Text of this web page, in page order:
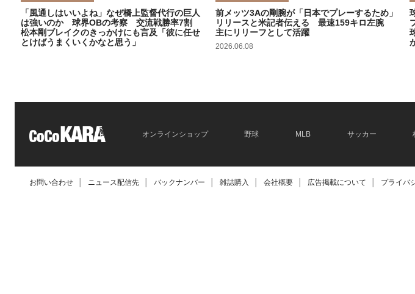
「風通しはいいよね」なぜ橋上監督代行の巨人
は強いのか 球界OBの考察 交流戦勝率7割
松本剛ブレイクのきっかけにも言及「彼に任せ
とけばうまくいくかなと思う」
前メッツ3Aの剛腕が「日本でプレーするため」
リリースと米記者伝える 最速159キロ左腕
主にリリーフとして活躍
2026.06.08
オンラインショップ 野球 MLB サッカー
お問い合わせ ニュース配信先 バックナンバー 雑誌購入 会社概要 広告掲載について プライバ